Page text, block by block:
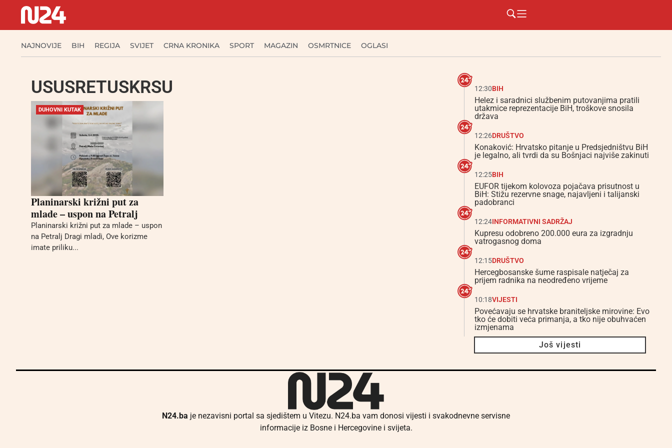
NAJNOVIJE BIH REGIJA SVIJET CRNA KRONIKA SPORT MAGAZIN OSMRTNICE OGLASI
USUSRETUSKRSU
DUHOVNI KUTAK
Planinarski križni put za
mlade – uspon na Petralj
Planinarski križni put za mlade – uspon
na Petralj Dragi mladi, Ove korizme
imate priliku...
12:30BIH
Helez i saradnici službenim putovanjima pratili
utakmice reprezentacije BiH, troškove snosila
država
12:26DRUŠTVO
Konaković: Hrvatsko pitanje u Predsjedništvu BiH
je legalno, ali tvrdi da su Bošnjaci najviše zakinuti
12:25BIH
EUFOR tijekom kolovoza pojačava prisutnost u
BiH: Stižu rezervne snage, najavljeni i talijanski
padobranci
12:24INFORMATIVNI SADRŽAJ
Kupresu odobreno 200.000 eura za izgradnju
vatrogasnog doma
12:15DRUŠTVO
Hercegbosanske šume raspisale natječaj za
prijem radnika na neodređeno vrijeme
10:18VIJESTI
Povećavaju se hrvatske braniteljske mirovine: Evo
tko će dobiti veća primanja, a tko nije obuhvaćen
izmjenama
Još vijesti
N24.ba je nezavisni portal sa sjedištem u Vitezu. N24.ba vam donosi vijesti i svakodnevne servisne
informacije iz Bosne i Hercegovine i svijeta.